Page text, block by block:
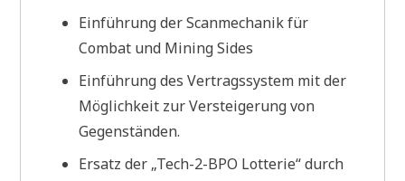
Einführung der Scanmechanik für
Combat und Mining Sides
Einführung des Vertragssystem mit der
Möglichkeit zur Versteigerung von
Gegenständen.
Ersatz der „Tech-2-BPO Lotterie“ durch